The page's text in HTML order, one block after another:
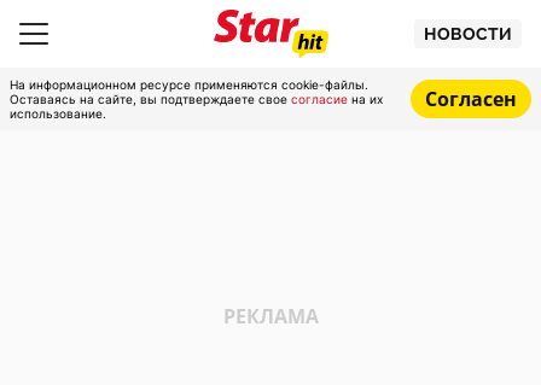
НОВОСТИ
На информационном ресурсе применяются cookie-файлы.
Оставаясь на сайте, вы подтверждаете свое согласие на их
использование.
Согласен